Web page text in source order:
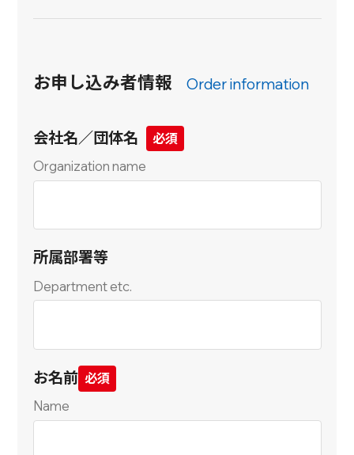
お申し込み者情報 Order information
会社名／団体名
Organization name
所属部署等
Department etc.
お名前
Name